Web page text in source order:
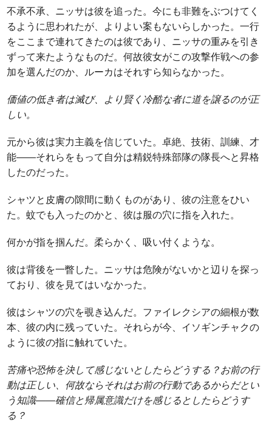
不承不承、ニッサは彼を追った。今にも非難をぶつけてく
るように思われたが、よりよい案もないらしかった。一行
をここまで連れてきたのは彼であり、ニッサの重みを引き
ずって来たようなものだ。何故彼女がこの攻撃作戦への参
加を選んだのか、ルーカはそれすら知らなかった。
価値の低き者は滅び、より賢く冷酷な者に道を譲るのが正
しい。
元から彼は実力主義を信じていた。卓絶、技術、訓練、才
能――それらをもって自分は精鋭特殊部隊の隊長へと昇格
したのだった。
シャツと皮膚の隙間に動くものがあり、彼の注意をひい
た。蚊でも入ったのかと、彼は服の穴に指を入れた。
何かが指を掴んだ。柔らかく、吸い付くような。
彼は背後を一瞥した。ニッサは危険がないかと辺りを探っ
ており、彼を見てはいなかった。
彼はシャツの穴を覗き込んだ。ファイレクシアの細根が数
本、彼の内に残っていた。それらが今、イソギンチャクの
ように彼の指に触れていた。
苦痛や恐怖を決して感じないとしたらどうする？お前の行
動は正しい、何故ならそれはお前の行動であるからだとい
う知識――確信と帰属意識だけを感じるとしたらどうす
る？